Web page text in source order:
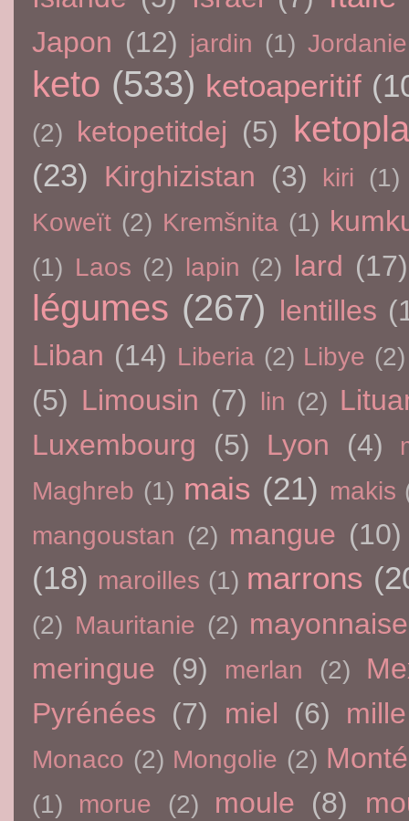
Japon (12) jardin (1) Jordanie
keto (533) ketoaperitif
(2) ketopetitdej (5)
(23) Kirghizistan (3) kiri (1)
Koweït (2) Kremšnita (1)
(1) Laos (2) lapin (2) lard (17)
légumes (267) lentilles
Liban (14) Liberia (2) Libye (2)
(5) Limousin (7) lin (2)
Luxembourg
(5) Lyon (4)
Maghreb (1) mais (21) makis
mangoustan (2) mangue (10)
(18) maroilles (1) marrons
(2) Mauritanie (2) mayonnaise
meringue (9) merlan (2)
Pyrénées (7) miel (6)
Monaco (2) Mongolie (2)
(1) morue (2) moule (8)